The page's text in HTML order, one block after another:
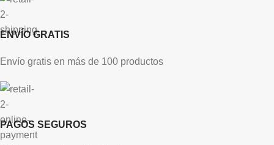
ENVÍO GRATIS
Envío gratis en más de 100 productos
PAGOS SEGUROS